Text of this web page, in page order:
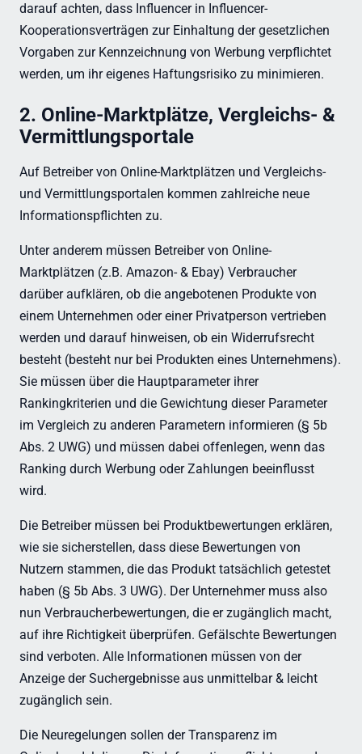
darauf achten, dass Influencer in Influencer-
Kooperationsverträgen zur Einhaltung der gesetzlichen
Vorgaben zur Kennzeichnung von Werbung verpflichtet
werden, um ihr eigenes Haftungsrisiko zu minimieren.
2. Online-Marktplätze, Vergleichs- &
Vermittlungsportale
Auf Betreiber von Online-Marktplätzen und Vergleichs-
und Vermittlungsportalen kommen zahlreiche neue
Informationspflichten zu.
Unter anderem müssen Betreiber von Online-
Marktplätzen (z.B. Amazon- & Ebay) Verbraucher
darüber aufklären, ob die angebotenen Produkte von
einem Unternehmen oder einer Privatperson vertrieben
werden und darauf hinweisen, ob ein Widerrufsrecht
besteht (besteht nur bei Produkten eines Unternehmens).
Sie müssen über die Hauptparameter ihrer
Rankingkriterien und die Gewichtung dieser Parameter
im Vergleich zu anderen Parametern informieren (§ 5b
Abs. 2 UWG) und müssen dabei offenlegen, wenn das
Ranking durch Werbung oder Zahlungen beeinflusst
wird.
Die Betreiber müssen bei Produktbewertungen erklären,
wie sie sicherstellen, dass diese Bewertungen von
Nutzern stammen, die das Produkt tatsächlich getestet
haben (§ 5b Abs. 3 UWG). Der Unternehmer muss also
nun Verbraucherbewertungen, die er zugänglich macht,
auf ihre Richtigkeit überprüfen. Gefälschte Bewertungen
sind verboten. Alle Informationen müssen von der
Anzeige der Suchergebnisse aus unmittelbar & leicht
zugänglich sein.
Die Neuregelungen sollen der Transparenz im